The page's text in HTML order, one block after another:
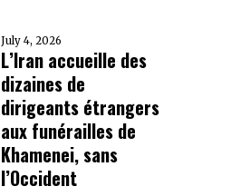
July 4, 2026
L’Iran accueille des
dizaines de
dirigeants étrangers
aux funérailles de
Khamenei, sans
l’Occident